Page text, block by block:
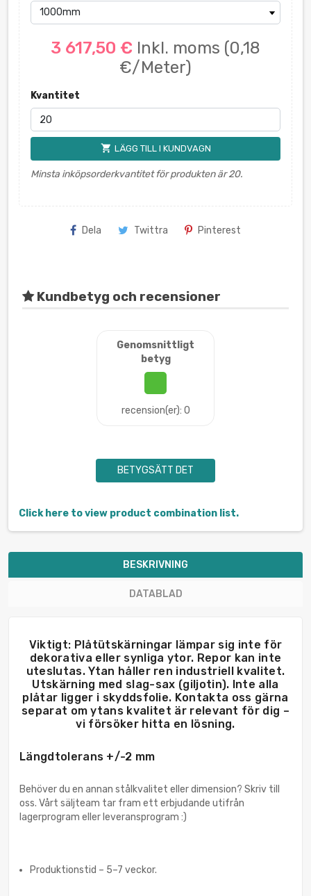
3 617,50 € Inkl. moms (0,18
€/Meter)
Kvantitet
shopping_cart LÄGG TILL I KUNDVAGN
Minsta inköpsorderkvantitet för produkten är 20.
Dela Twittra Pinterest
Kundbetyg och recensioner
Genomsnittligt
betyg
recension(er): 0
BETYGSÄTT DET
Click here to view product combination list.
BESKRIVNING
DATABLAD
Viktigt: Plåtütskärningar lämpar sig inte för
dekorativa eller synliga ytor. Repor kan inte
uteslutas. Ytan håller ren industriell kvalitet.
Utskärning med slag-sax (giljotin). Inte alla
plåtar ligger i skyddsfolie. Kontakta oss gärna
separat om ytans kvalitet är relevant för dig –
vi försöker hitta en lösning.
Längdtolerans +/-2 mm
Behöver du en annan stålkvalitet eller dimension? Skriv till
oss. Vårt säljteam tar fram ett erbjudande utifrån
lagerprogram eller leveransprogram :)
Produktionstid – 5–7 veckor.